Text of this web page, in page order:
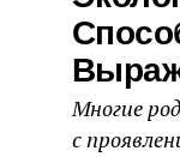
Многие
с